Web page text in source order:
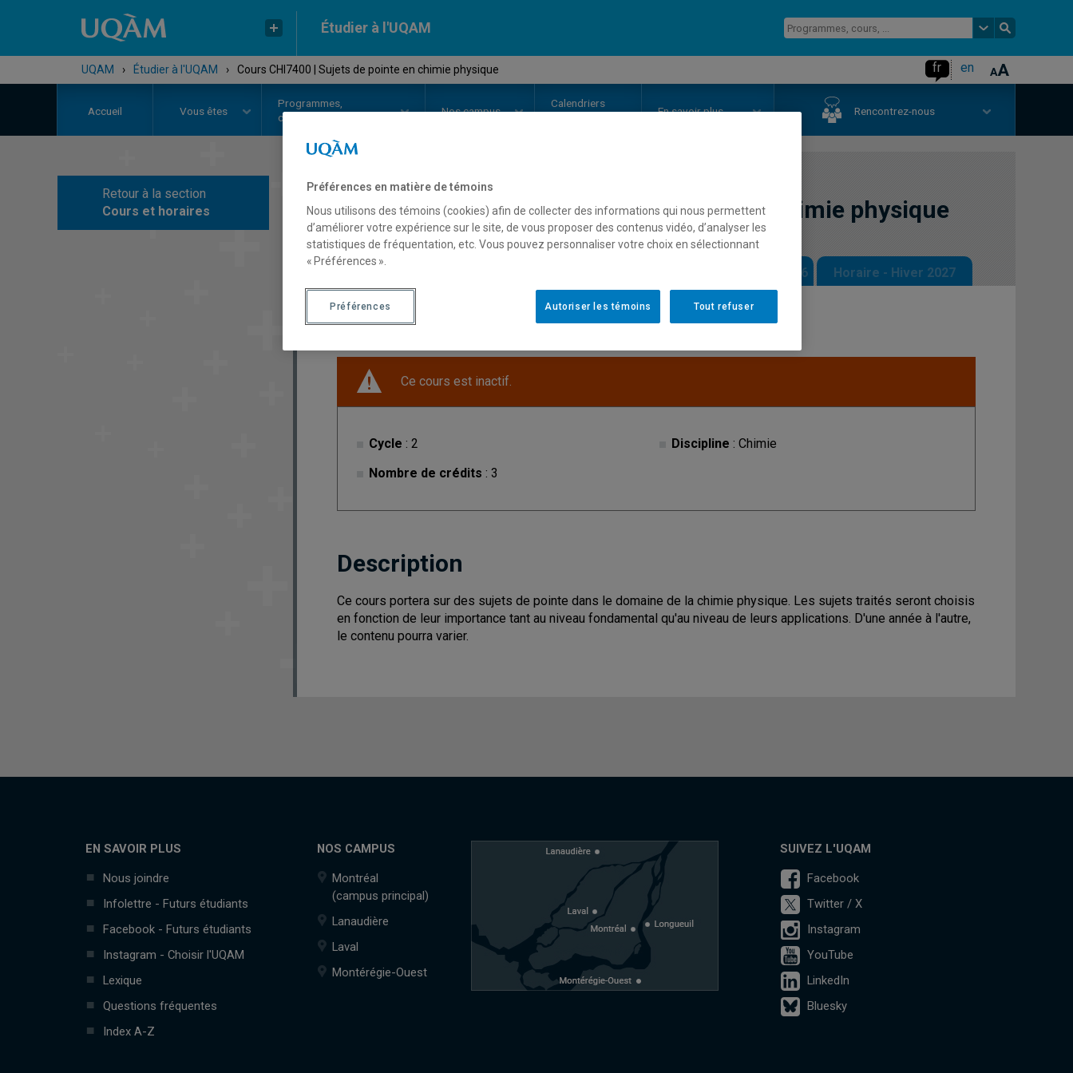
Étudier à l'UQAM
UQAM › Étudier à l'UQAM › Cours CHI7400 | Sujets de pointe en chimie physique fr en
Accueil Vous êtes
Programmes,
cours et admission
Noscampus
Calendriers
En savoir plus Rencontrez-nous
Retour à la section
Cours et horaires
COURS// CHI7400-Sujets de pointe en chimie physique
Horaire - Automne 2026 Horaire - Hiver 2027
Ce cours est inactif.
Cycle : 2
Nombre de crédits : 3
Discipline : Chimie
Description
Ce cours portera sur des sujets de pointe dans le domaine de la chimie physique. Les sujets traités seront choisis
en fonction de leur importance tant au niveau fondamental qu'au niveau de leurs applications. D'une année à l'autre,
le contenu pourra varier.
EN SAVOIR PLUS
Nous joindre
Infolettre - Futurs étudiants
Facebook - Futurs étudiants
Instagram - Choisir l'UQAM
Lexique
Questions fréquentes
Index A-Z
NOS CAMPUS
Montréal
(campus principal)
Lanaudière
Laval
Montérégie-Ouest
SUIVEZ L'UQAM
Facebook
Twitter / X
Instagram
YouTube
LinkedIn
Bluesky
Préférences en matière de témoins
Nous utilisons des témoins (cookies) afin de collecter des informations qui nous permettent
d’améliorer votre expérience sur le site, de vous proposer des contenus vidéo, d’analyser les
statistiques de fréquentation, etc. Vous pouvez personnaliser votre choix en sélectionnant
« Préférences ».
Tout refuser
Autoriser les témoins
Préférences